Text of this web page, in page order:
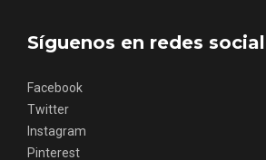
Síguenos en redes
Facebook
Twitter
Instagram
Pinterest